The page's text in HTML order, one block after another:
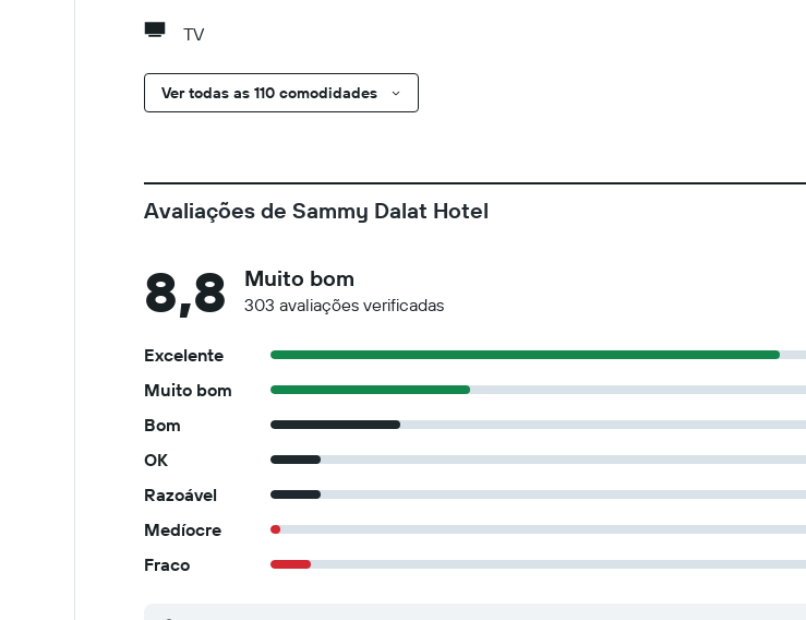
TV
Ver todas as 110 comodidades
Avaliações de Sammy Dalat Hotel
8,8 Muito bom
303 avaliações verificadas
Excelente
Muito bom
Bom
OK
Razoável
Medíocre
Fraco